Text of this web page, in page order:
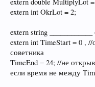
extern int OkrLot = 2;
extern string
extern int TimeStart = 0 ,
советника
TimeEnd = 24; //не
если время не между